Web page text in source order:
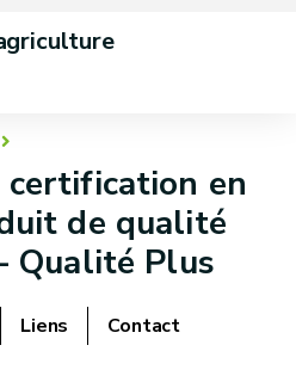
certification en
de qualité
Qualité Plus
Liens Contact